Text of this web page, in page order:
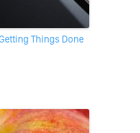
Getting Things Done